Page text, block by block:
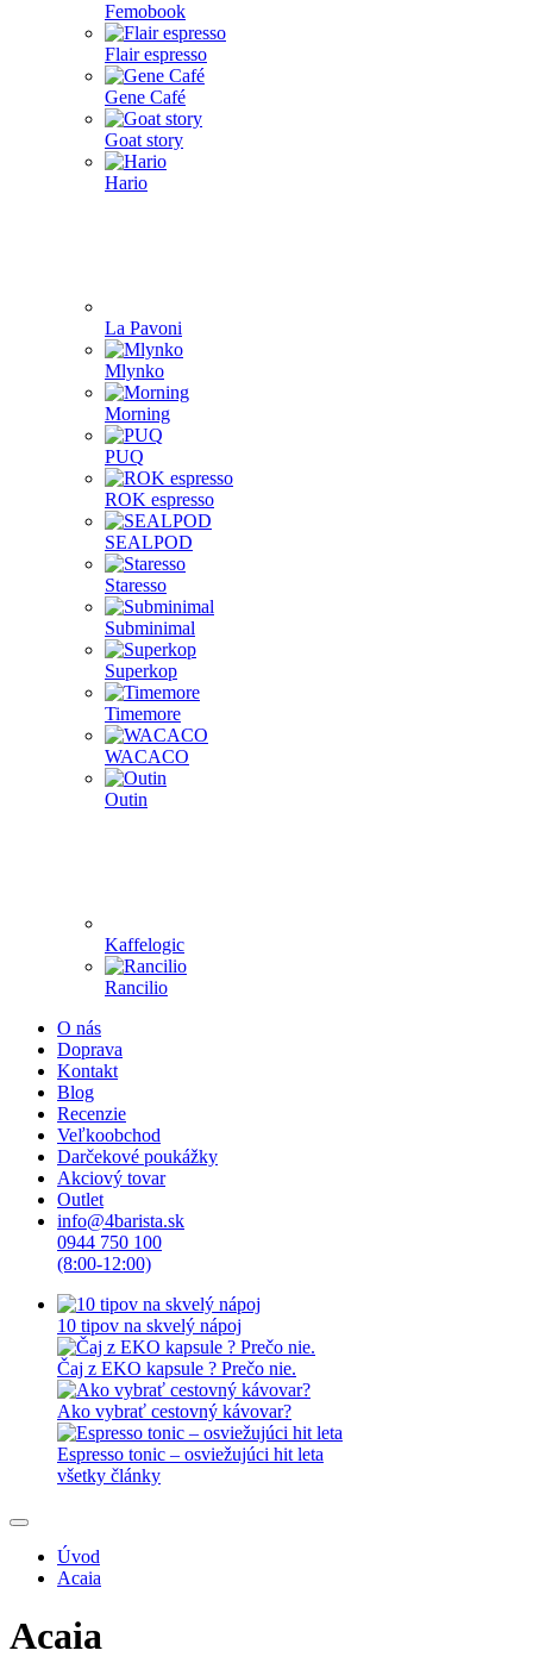
Femobook
Flair espresso
Gene Café
Goat story
Hario
La Pavoni
Mlynko
Morning
PUQ
ROK espresso
SEALPOD
Staresso
Subminimal
Superkop
Timemore
WACACO
Outin
Kaffelogic
Rancilio
O nás
Doprava
Kontakt
Blog
Recenzie
Veľkoobchod
Darčekové poukážky
Akciový tovar
Outlet
info@4barista.sk
0944 750 100
(8:00-12:00)
10 tipov na skvelý nápoj
Čaj z EKO kapsule ? Prečo nie.
Ako vybrať cestovný kávovar?
Espresso tonic – osviežujúci hit leta
všetky články
Úvod
Acaia
Acaia